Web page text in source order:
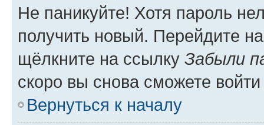
Не паникуйте! Хотя пароль
получить новый. Перейдите
щёлкните на ссылку Забыли
скоро вы снова сможете
Вернуться к началу